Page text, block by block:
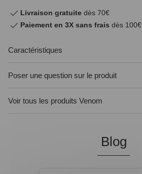
Livraison gratuite dès 70€
Paiement en 3X sans frais dès 100€
Caractéristiques
Poser une question sur le produit
Voir tous les produits Venom
Blog